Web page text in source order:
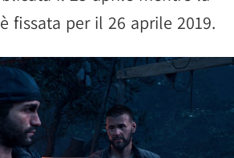
è fissata per il 26 aprile 2019.